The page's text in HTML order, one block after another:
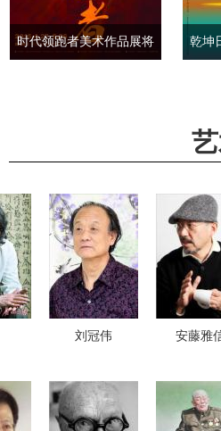
时代领跑者美术作品展将 乾坤
刘冠伟 安藤雅